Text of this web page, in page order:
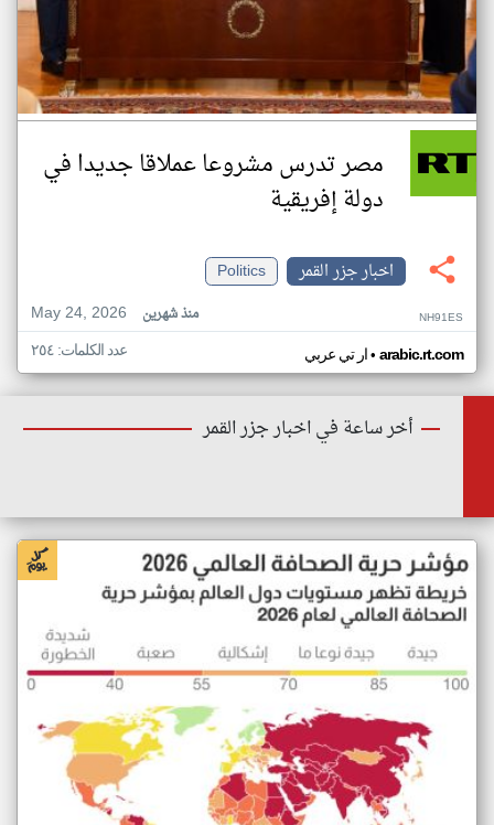
مصر تدرس مشروعا عملاقا جديدا في
دولة إفريقية
اخبار جزر القمر
Politics
May 24, 2026
منذ شهرين NH91ES
ار تي عربي• arabic.rt.com عدد الكلمات: ٢٥٤
أخر ساعة في اخبار جزر القمر